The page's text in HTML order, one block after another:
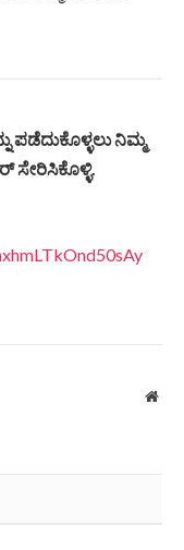
ಪಡೆದುಕೊಳ್ಳಲು ನಿಮ್ಮ
ಸೇರಿಸಿಕೊಳ್ಳಿ.